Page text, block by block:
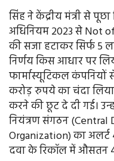
सिंह ने केंद्रीय मंत्री से
अधिनियम 2023 से Not
की सजा हटाकर सिर्फ 5
निर्णय किस आधार पर
फार्मास्यूटिकल
करोड़ रुपये का चंदा
करने की छूट दे दी गई।
नियंत्रण संगठन (Central
Organization) का
दवा के रिकॉल में औसतन